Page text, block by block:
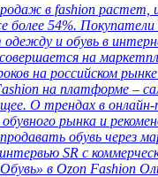
в fashion растет,
более 54%.
и обувь в
на
на российском
на платформе –
О трендах в онлайн-
рынка и
обувь через
SR с
в Ozon Fashion